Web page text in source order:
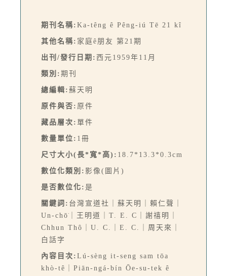
期刊名稱: Ka-têng ê Pêng-iú Tē 21 kî
其他名稱: 家庭ê朋友 第21期
出刊/發行日期: 西元1959年11月
類別: 期刊
總編輯: 蘇天明
原件與否: 原件
藏品層次: 單件
數量單位: 1冊
尺寸大小(長*寬*高): 18.7*13.3*0.3cm
數位化類別: 影像(圖片)
是否數位化: 是
關鍵詞: 台灣宣道社｜蘇天明｜賴仁聲｜
Un-chō͘｜王明道｜T. E. C｜謝禧明｜
Chhun Thô｜U. C.｜E. C.｜周天來｜
白話字
內容目次: Lú-sèng it-seng sam tōa
khò-tê｜Piān-ngá-bín Ōe-su-tek ê